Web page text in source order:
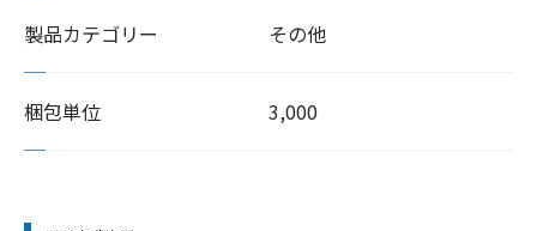
製品カテゴリー その他
梱包単位 3,000